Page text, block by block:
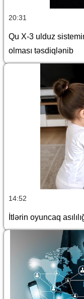
20:31
Qu X-3 ulduz
olması təsdiqlənib
14:52
İtlərin oyuncaq